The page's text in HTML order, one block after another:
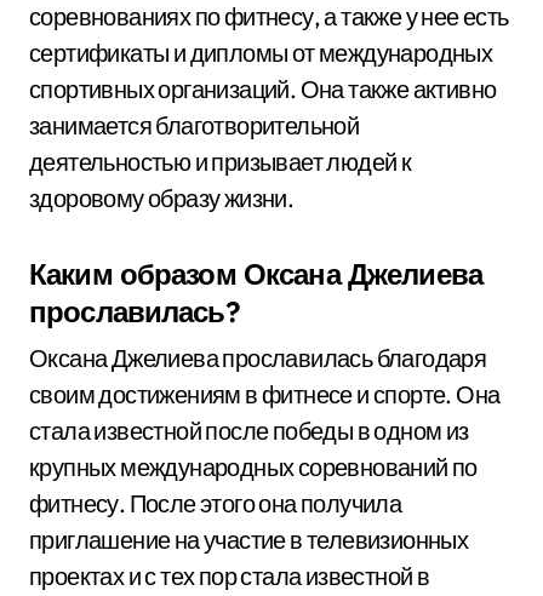
соревнованиях по фитнесу, а также у нее есть
сертификаты и дипломы от международных
спортивных организаций. Она также активно
занимается благотворительной
деятельностью и призывает людей к
здоровому образу жизни.
Каким образом Оксана Джелиева
прославилась?
Оксана Джелиева прославилась благодаря
своим достижениям в фитнесе и спорте. Она
стала известной после победы в одном из
крупных международных соревнований по
фитнесу. После этого она получила
приглашение на участие в телевизионных
проектах и с тех пор стала известной в